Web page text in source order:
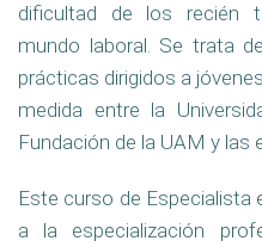
dificultad de los recién
mundo laboral. Se trata
prácticas dirigidos a
medida entre la
Fundación de la UAM y las
Este curso de Especialista
a la especialización